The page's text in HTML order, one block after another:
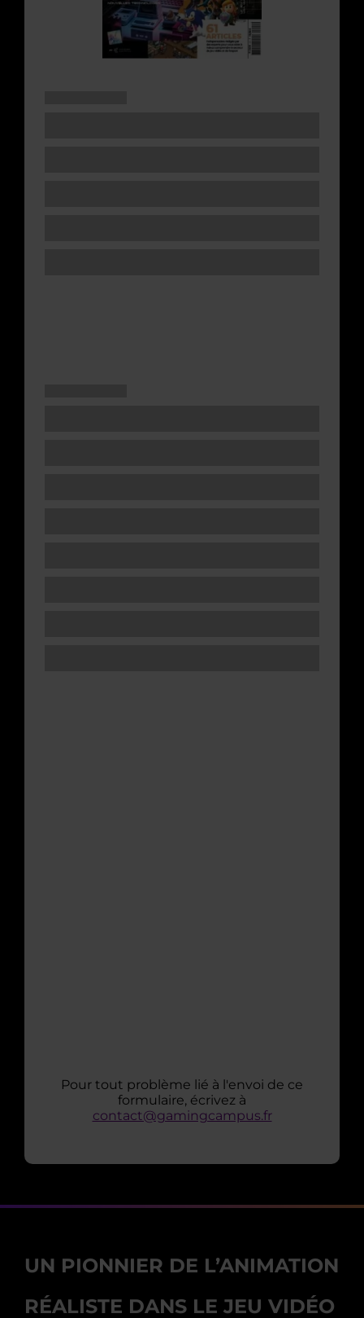
Pour tout problème lié à l'envoi de ce
formulaire, écrivez à
contact@gamingcampus.fr
UN PIONNIER DE L’ANIMATION
RÉALISTE DANS LE JEU VIDÉO